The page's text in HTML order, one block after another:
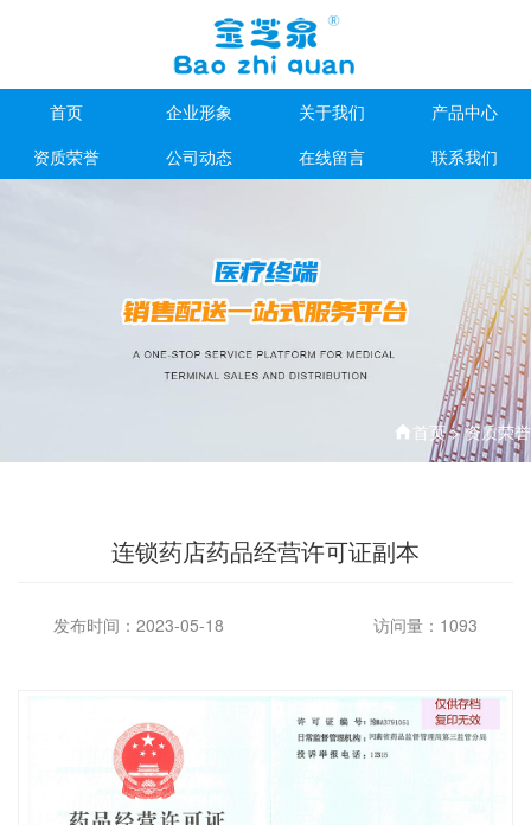
首页 企业形象 关于我们
产品中心
资质荣誉
公司动态 在线留言 联系我们
首页>资质荣誉
连锁药店药品经营许可证副本
发布时间：2023-05-18 访问量：1093